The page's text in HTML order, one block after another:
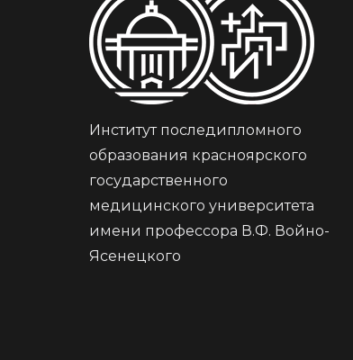
Институт последипломного
образования красноярского
государственного
медицинского университета
имени профессора В.Ф. Войно-
Ясенецкого